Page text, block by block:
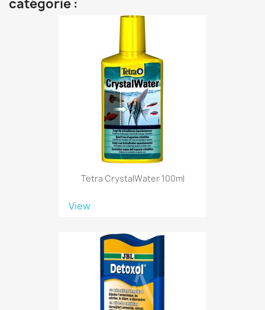
catégorie :
Tetra CrystalWater 100ml
View